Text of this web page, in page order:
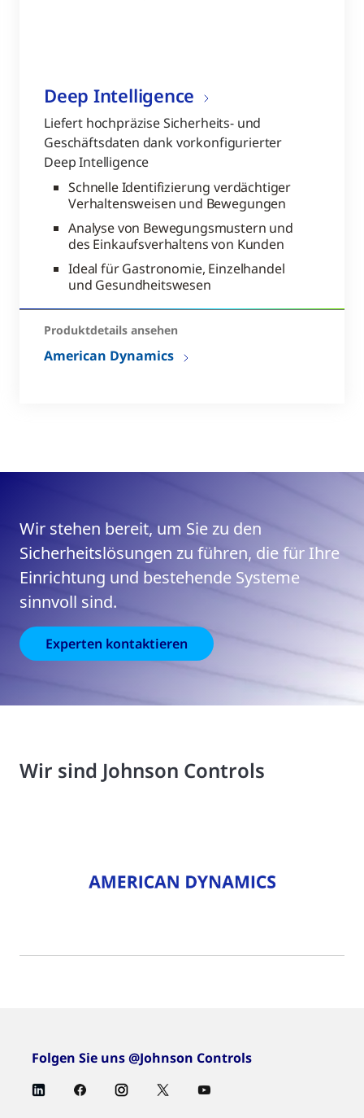
Deep Intelligence
Liefert hochpräzise Sicherheits- und
Geschäftsdaten dank vorkonfigurierter
Deep Intelligence
Schnelle Identifizierung verdächtiger
Verhaltensweisen und Bewegungen
Analyse von Bewegungsmustern und
des Einkaufsverhaltens von Kunden
Ideal für Gastronomie, Einzelhandel
und Gesundheitswesen
Produktdetails ansehen
American Dynamics
Wir stehen bereit, um Sie zu den
Sicherheitslösungen zu führen, die für Ihre
Einrichtung und bestehende Systeme
sinnvoll sind.
Experten kontaktieren
Wir sind Johnson Controls
Folgen Sie uns @Johnson Controls